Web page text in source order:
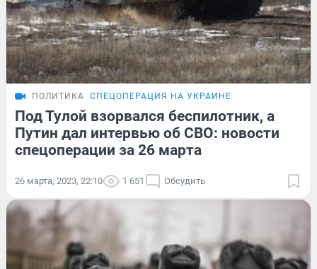
ПОЛИТИКА СПЕЦОПЕРАЦИЯ НА УКРАИНЕ
Под Тулой взорвался беспилотник, а
Путин дал интервью об СВО: новости
спецоперации за 26 марта
26 марта, 2023, 22:10 1 651 Обсудить